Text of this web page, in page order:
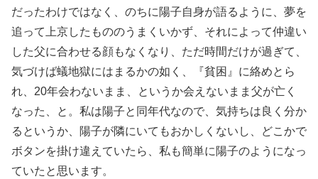
だったわけではなく、のちに陽子自身が語るように、夢を
追って上京したもののうまくいかず、それによって仲違い
した父に合わせる顔もなくなり、ただ時間だけが過ぎて、
気づけば蟻地獄にはまるかの如く、『貧困』に絡めとら
れ、20年会わないまま、というか会えないまま父が亡く
なった、と。私は陽子と同年代なので、気持ちは良く分か
るというか、陽子が隣にいてもおかしくないし、どこかで
ボタンを掛け違えていたら、私も簡単に陽子のようになっ
ていたと思います。